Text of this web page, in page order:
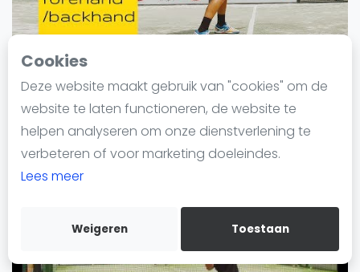
Cookies
Deze website maakt gebruik van "cookies" om de
website te laten functioneren, de website te
helpen analyseren om onze dienstverlening te
verbeteren of voor marketing doeleindes.
Lees meer
Weigeren Toestaan
Overige
Informatie
Over ons
Contact
Adverteren
Insights
WhatsApp
Join WhatsApp Community
Flat and slice forehand and backhand in
padel
Join our new season of online tutorial videos at:
24 juni 2020